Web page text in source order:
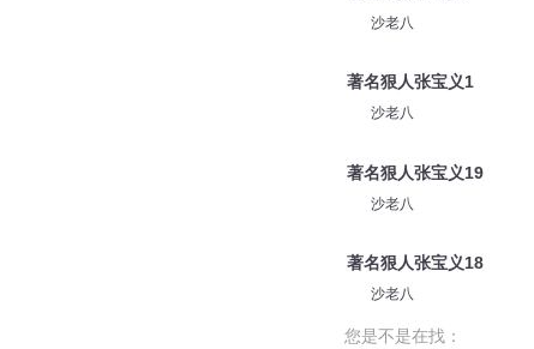
沙老八
著名狠人张宝义1
沙老八
著名狠人张宝义19
沙老八
著名狠人张宝义18
沙老八
您是不是在找：